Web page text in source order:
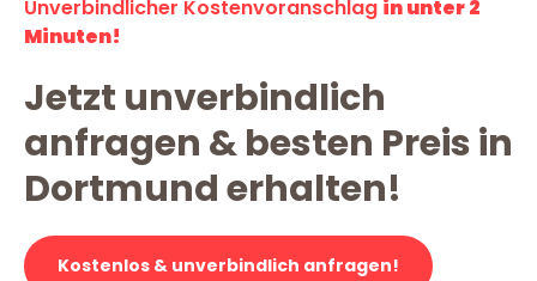
Unverbindlicher Kostenvoranschlag in unter 2
Minuten!
Jetzt unverbindlich
anfragen & besten Preis in
Dortmund erhalten!
Kostenlos & unverbindlich anfragen!